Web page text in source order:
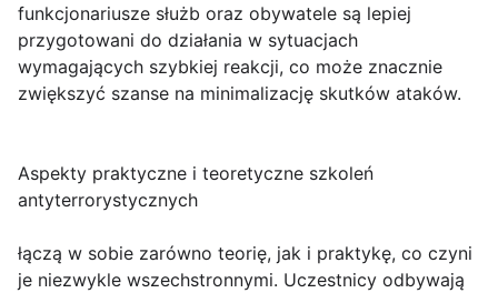
funkcjonariusze służb oraz obywatele są lepiej
przygotowani do działania w sytuacjach
wymagających szybkiej reakcji, co może znacznie
zwiększyć szanse na minimalizację skutków ataków.
Aspekty praktyczne i teoretyczne szkoleń
antyterrorystycznych
łączą w sobie zarówno teorię, jak i praktykę, co czyni
je niezwykle wszechstronnymi. Uczestnicy odbywają